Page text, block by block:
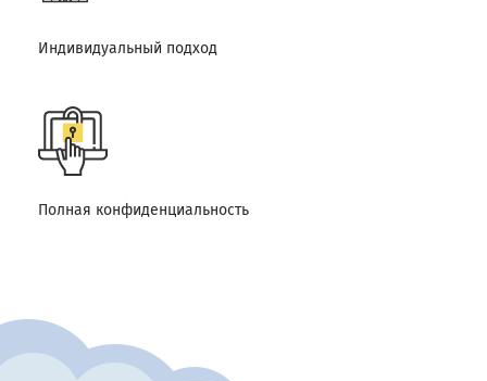
Индивидуальный подход
Полная конфиденциальность